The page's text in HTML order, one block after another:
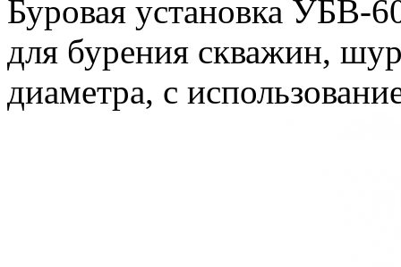
Буровая установка УБВ-
для бурения скважин,
диаметра, с